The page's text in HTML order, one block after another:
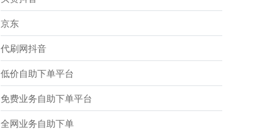
京东
代刷网抖音
低价自助下单平台
免费业务自助下单平台
全网业务自助下单